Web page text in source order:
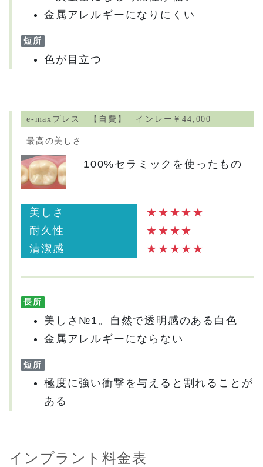
金属アレルギーになりにくい
短所
色が目立つ
e-maxプレス 【自費】 インレー￥44,000
最高の美しさ
100%セラミックを使ったもの
美しさ
★★★★★
耐久性
★★★★
清潔感
★★★★★
長所
美しさ№1。自然で透明感のある白色
金属アレルギーにならない
短所
極度に強い衝撃を与えると割れることが
ある
インプラント料金表